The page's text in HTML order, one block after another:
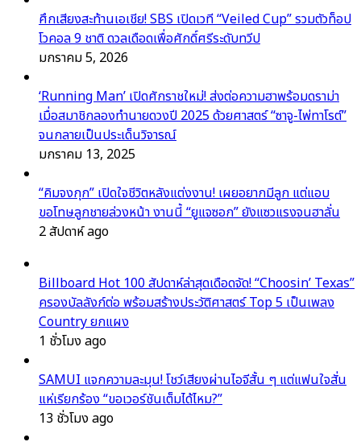
ศึกเสียงสะท้านเอเชีย! SBS เปิดเวที “Veiled Cup” รวมตัวท็อป
โวคอล 9 ชาติ ดวลเดือดเพื่อศักดิ์ศรีระดับทวีป
มกราคม 5, 2026
‘Running Man’ เปิดศักราชใหม่! ส่งต่อความฮาพร้อมดราม่า
เมื่อสมาชิกลองทำนายดวงปี 2025 ด้วยศาสตร์ “ซาจู-ไพ่ทาโรต์”
จนกลายเป็นประเด็นวิจารณ์
มกราคม 13, 2025
“คิมจงกุก” เปิดใจชีวิตหลังแต่งงาน! เผยอยากมีลูก แต่แอบ
ขอโทษลูกชายล่วงหน้า งานนี้ “ยูแจซอก” ยังแซวแรงจนฮาลั่น
2 สัปดาห์ ago
Billboard Hot 100 สัปดาห์ล่าสุดเดือดจัด! “Choosin’ Texas”
ครองบัลลังก์ต่อ พร้อมสร้างประวัติศาสตร์ Top 5 เป็นเพลง
Country ยกแผง
1 ชั่วโมง ago
SAMUI แจกความละมุน! โชว์เสียงผ่านไอจีสั้น ๆ แต่แฟนใจสั่น
แห่เรียกร้อง “ขอเวอร์ชันเต็มได้ไหม?”
13 ชั่วโมง ago